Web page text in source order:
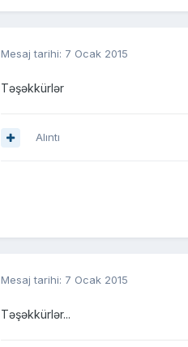
Mesaj tarihi: 7 Ocak 2015
Təşəkkürlər
Alıntı
Mesaj tarihi: 7 Ocak 2015
Təşəkkürlər...